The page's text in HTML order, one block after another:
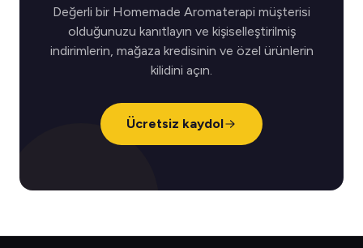
Değerli bir Homemade Aromaterapi müşterisi
olduğunuzu kanıtlayın ve kişiselleştirilmiş
indirimlerin, mağaza kredisinin ve özel ürünlerin
kilidini açın.
Ücretsiz kaydol